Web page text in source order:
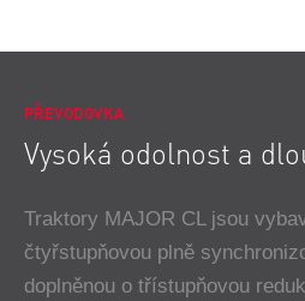
PŘEVODOVKA
Vysoká odolnost a
Traktory MAJOR CL jsou
čtyřstupňovou plně
doplněnou o třístupňovou